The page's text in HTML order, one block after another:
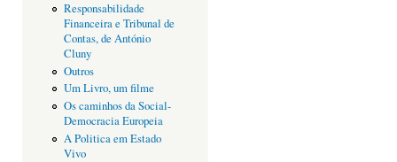
Responsabilidade
Financeira e Tribunal de
Contas, de António
Cluny
Outros
Um Livro, um filme
Os caminhos da Social-
Democracia Europeia
A Politica em Estado
Vivo